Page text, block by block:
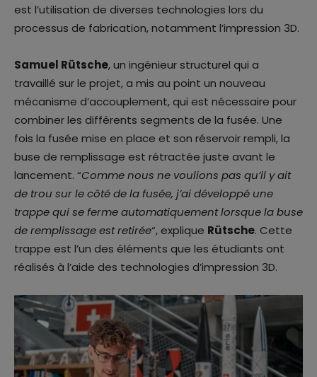
est l’utilisation de diverses technologies lors du
processus de fabrication, notamment l’impression 3D.
Samuel Rütsche, un ingénieur structurel qui a
travaillé sur le projet, a mis au point un nouveau
mécanisme d’accouplement, qui est nécessaire pour
combiner les différents segments de la fusée. Une
fois la fusée mise en place et son réservoir rempli, la
buse de remplissage est rétractée juste avant le
lancement. “Comme nous ne voulions pas qu’il y ait
de trou sur le côté de la fusée, j’ai développé une
trappe qui se ferme automatiquement lorsque la buse
de remplissage est retirée“, explique Rütsche. Cette
trappe est l’un des éléments que les étudiants ont
réalisés à l’aide des technologies d’impression 3D.